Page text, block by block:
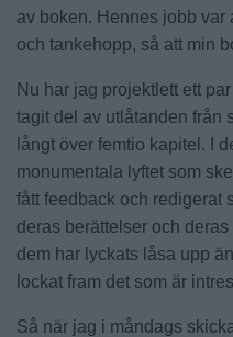
av boken. Hennes jobb
och tankehopp, så att min
Nu har jag projektlett ett
tagit del av utlåtanden från
långt över femtio kapitel. I
monumentala lyftet som
fått feedback och redigerat
deras berättelser och
dem har lyckats låsa upp
lockat fram det som är
Så när jag i måndags